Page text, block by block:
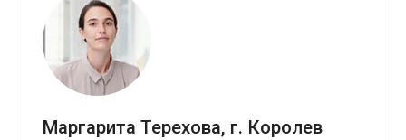
Маргарита Терехова, г. Королев